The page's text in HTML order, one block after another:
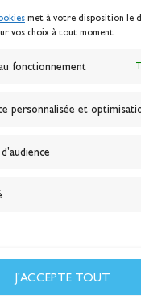
met à votre disposition le
vos choix à tout moment.
fonctionnement
personnalisée et
J'ACCEPTE TOUT
des cookies
de la voile
Voile TV
J'accepte lapolitique de